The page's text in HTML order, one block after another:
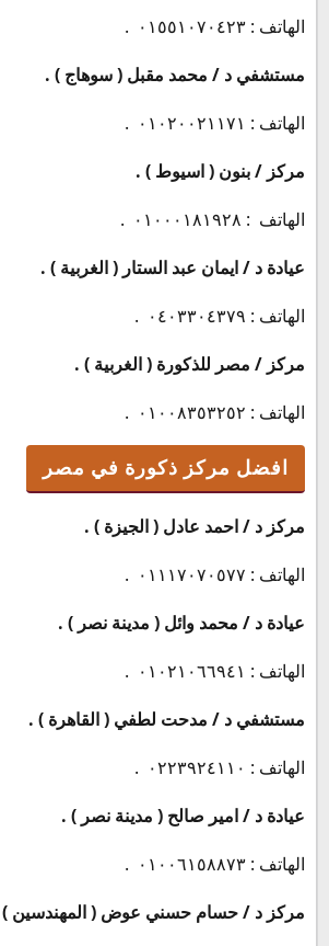
الهاتف : ٠١٥٥١٠٧٠٤٢٣ .
مستشفي د / محمد مقبل ( سوهاج ) .
الهاتف : ٠١٠٢٠٠٢١١٧١ .
مركز / بنون ( اسيوط ) .
الهاتف : ٠١٠٠٠١٨١٩٢٨ .
عيادة د / ايمان عبد الستار ( الغربية ) .
الهاتف : ٠٤٠٣٣٠٤٣٧٩ .
مركز / مصر للذكورة ( الغربية ) .
الهاتف : ٠١٠٠٨٣٥٣٢٥٢ .
افضل مركز ذكورة في مصر
مركز د / احمد عادل ( الجيزة ) .
الهاتف : ٠١١١٧٠٧٠٥٧٧ .
عيادة د / محمد وائل ( مدينة نصر ) .
الهاتف : ٠١٠٢١٠٦٦٩٤١ .
مستشفي د / مدحت لطفي ( القاهرة ) .
الهاتف : ٠٢٢٣٩٢٤١١٠ .
عيادة د / امير صالح ( مدينة نصر ) .
الهاتف : ٠١٠٠٦١٥٨٨٧٣ .
مركز د / حسام حسني عوض ( المهندسين